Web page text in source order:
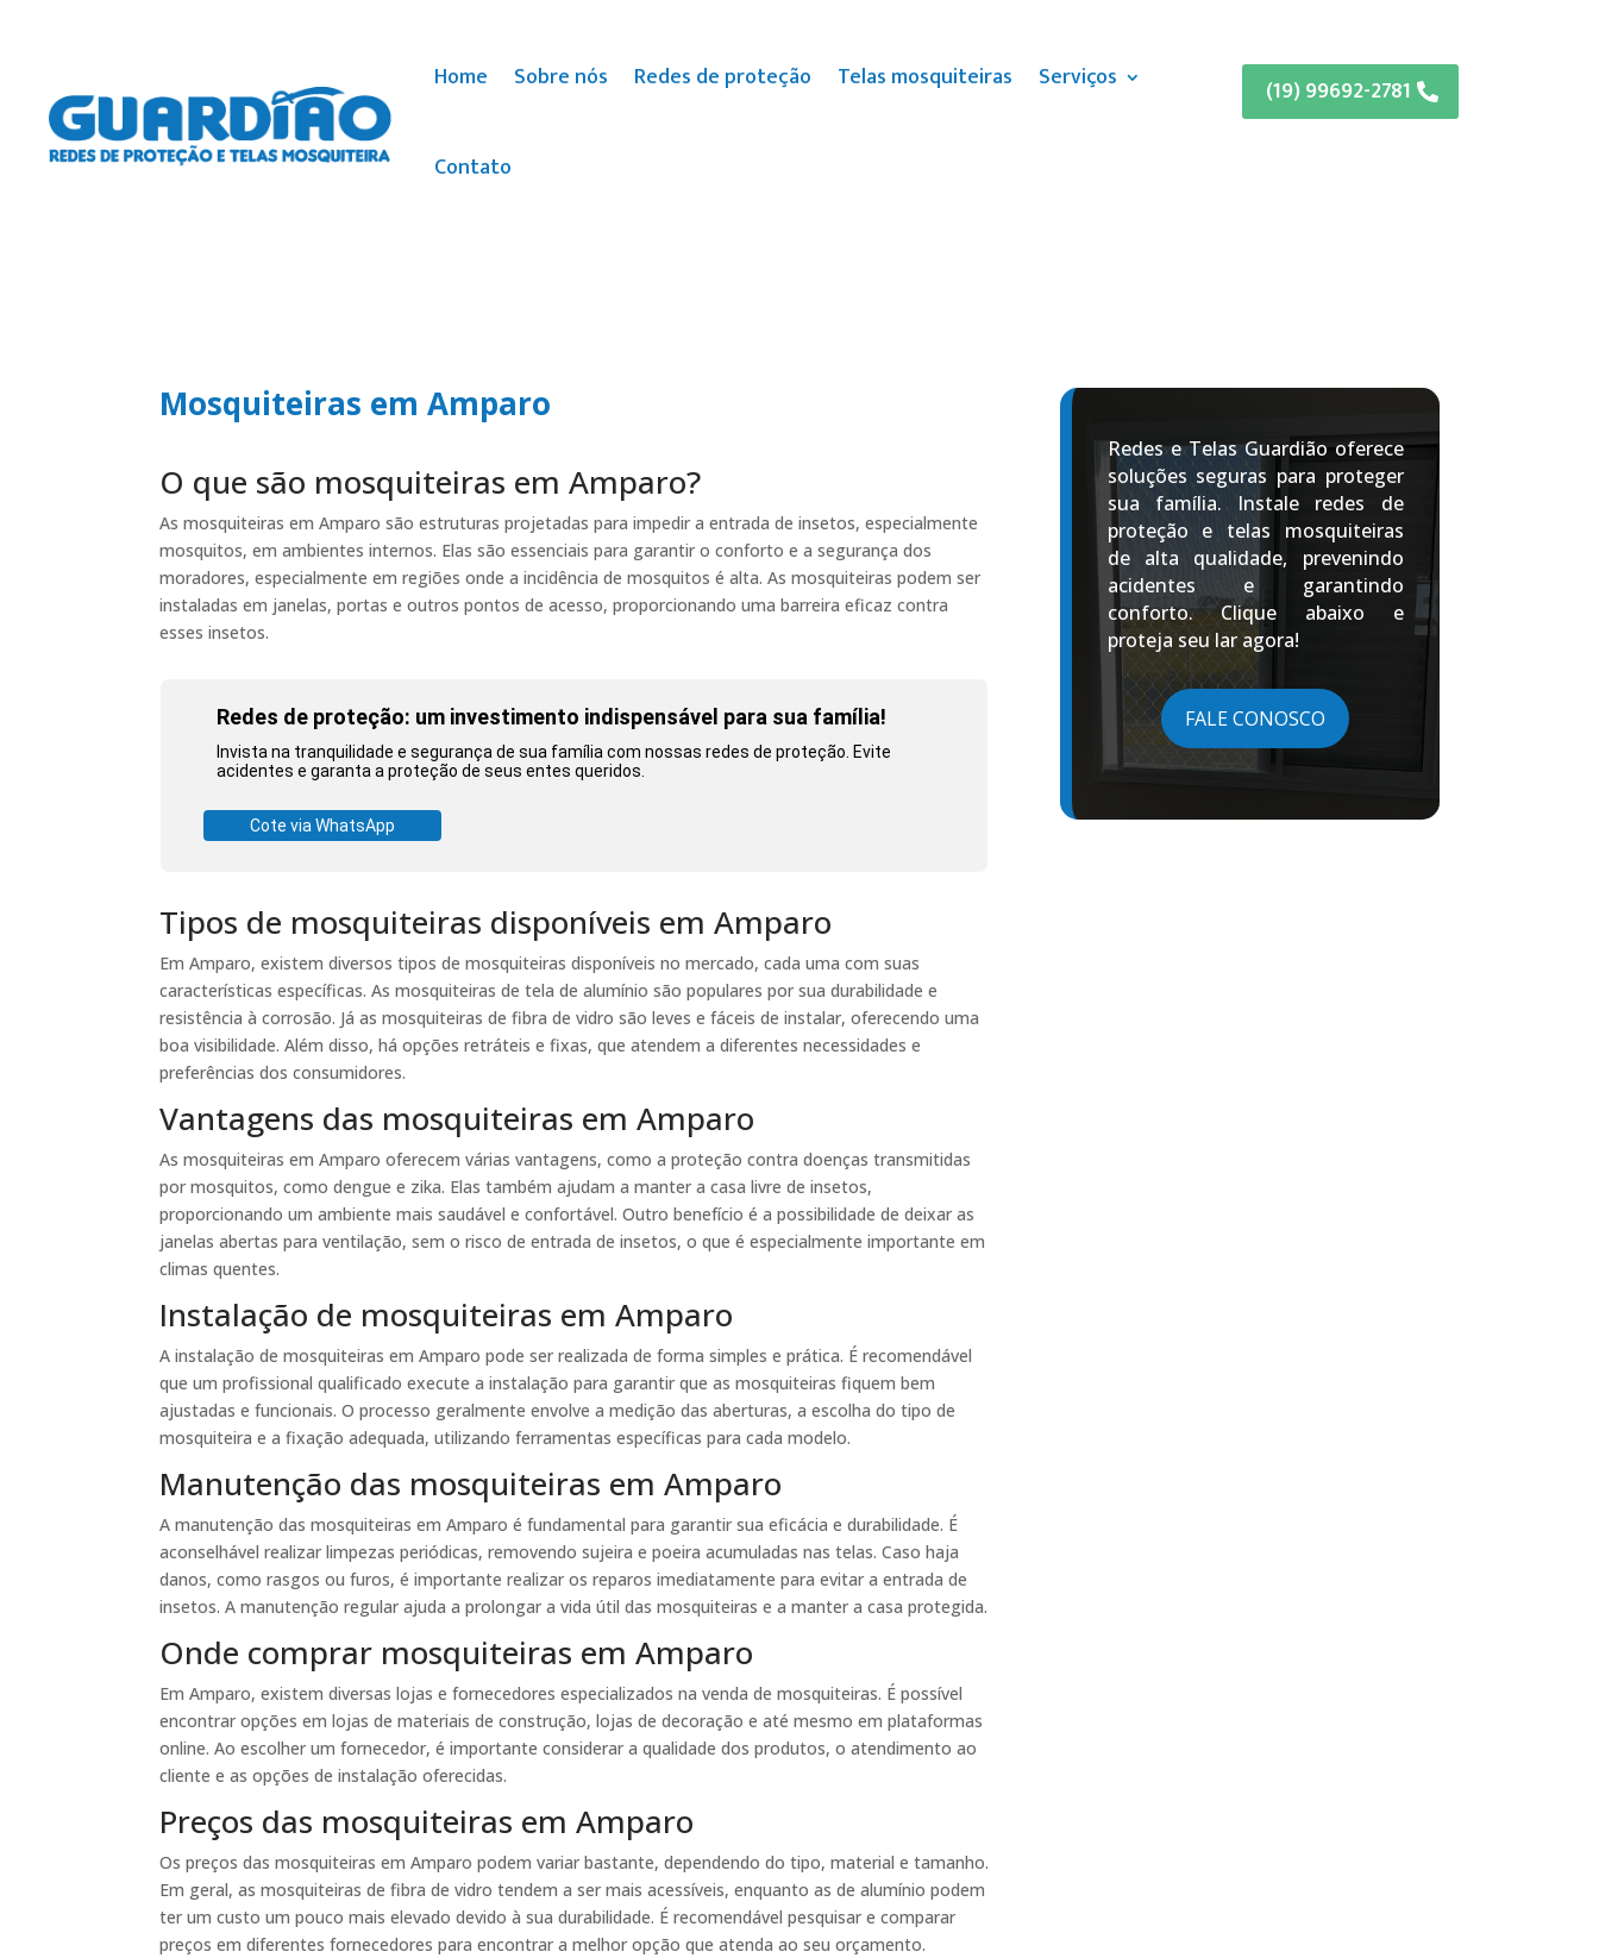
Home Sobre nós Redes de proteção Telas mosquiteiras Serviços
Contato
(19) 99692-2781
Mosquiteiras em Amparo
O que são mosquiteiras em Amparo?
As mosquiteiras em Amparo são estruturas projetadas para impedir a entrada de insetos, especialmente
mosquitos, em ambientes internos. Elas são essenciais para garantir o conforto e a segurança dos
moradores, especialmente em regiões onde a incidência de mosquitos é alta. As mosquiteiras podem ser
instaladas em janelas, portas e outros pontos de acesso, proporcionando uma barreira eficaz contra
esses insetos.
Redes de proteção: um investimento indispensável para sua família!
Invista na tranquilidade e segurança de sua família com nossas redes de proteção. Evite
acidentes e garanta a proteção de seus entes queridos.
Cote via WhatsApp
Tipos de mosquiteiras disponíveis em Amparo
Em Amparo, existem diversos tipos de mosquiteiras disponíveis no mercado, cada uma com suas
características específicas. As mosquiteiras de tela de alumínio são populares por sua durabilidade e
resistência à corrosão. Já as mosquiteiras de fibra de vidro são leves e fáceis de instalar, oferecendo uma
boa visibilidade. Além disso, há opções retráteis e fixas, que atendem a diferentes necessidades e
preferências dos consumidores.
Vantagens das mosquiteiras em Amparo
As mosquiteiras em Amparo oferecem várias vantagens, como a proteção contra doenças transmitidas
por mosquitos, como dengue e zika. Elas também ajudam a manter a casa livre de insetos,
proporcionando um ambiente mais saudável e confortável. Outro benefício é a possibilidade de deixar as
janelas abertas para ventilação, sem o risco de entrada de insetos, o que é especialmente importante em
climas quentes.
Instalação de mosquiteiras em Amparo
A instalação de mosquiteiras em Amparo pode ser realizada de forma simples e prática. É recomendável
que um profissional qualificado execute a instalação para garantir que as mosquiteiras fiquem bem
ajustadas e funcionais. O processo geralmente envolve a medição das aberturas, a escolha do tipo de
mosquiteira e a fixação adequada, utilizando ferramentas específicas para cada modelo.
Manutenção das mosquiteiras em Amparo
A manutenção das mosquiteiras em Amparo é fundamental para garantir sua eficácia e durabilidade. É
aconselhável realizar limpezas periódicas, removendo sujeira e poeira acumuladas nas telas. Caso haja
danos, como rasgos ou furos, é importante realizar os reparos imediatamente para evitar a entrada de
insetos. A manutenção regular ajuda a prolongar a vida útil das mosquiteiras e a manter a casa protegida.
Onde comprar mosquiteiras em Amparo
Em Amparo, existem diversas lojas e fornecedores especializados na venda de mosquiteiras. É possível
encontrar opções em lojas de materiais de construção, lojas de decoração e até mesmo em plataformas
online. Ao escolher um fornecedor, é importante considerar a qualidade dos produtos, o atendimento ao
cliente e as opções de instalação oferecidas.
Preços das mosquiteiras em Amparo
Os preços das mosquiteiras em Amparo podem variar bastante, dependendo do tipo, material e tamanho.
Em geral, as mosquiteiras de fibra de vidro tendem a ser mais acessíveis, enquanto as de alumínio podem
ter um custo um pouco mais elevado devido à sua durabilidade. É recomendável pesquisar e comparar
preços em diferentes fornecedores para encontrar a melhor opção que atenda ao seu orçamento.
Redes e Telas Guardião oferece
soluções seguras para proteger
sua família. Instale redes de
proteção e telas mosquiteiras
de alta qualidade, prevenindo
acidentes e garantindo
conforto. Clique abaixo e
proteja seu lar agora!
FALE CONOSCO